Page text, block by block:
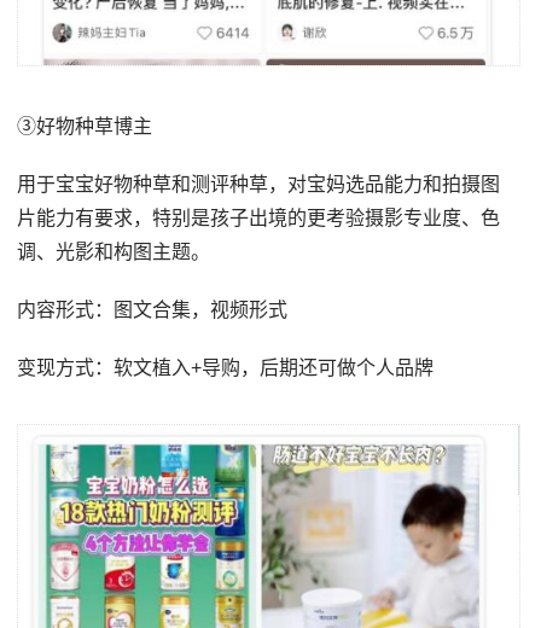
③好物种草博主
用于宝宝好物种草和测评种草，对宝妈选品能力和拍摄图
片能力有要求，特别是孩子出境的更考验摄影专业度、色
调、光影和构图主题。
内容形式：图文合集，视频形式
变现方式：软文植入+导购，后期还可做个人品牌